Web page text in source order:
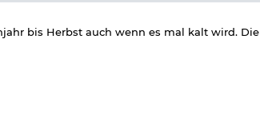
bis Herbst auch wenn es mal kalt wird. Die